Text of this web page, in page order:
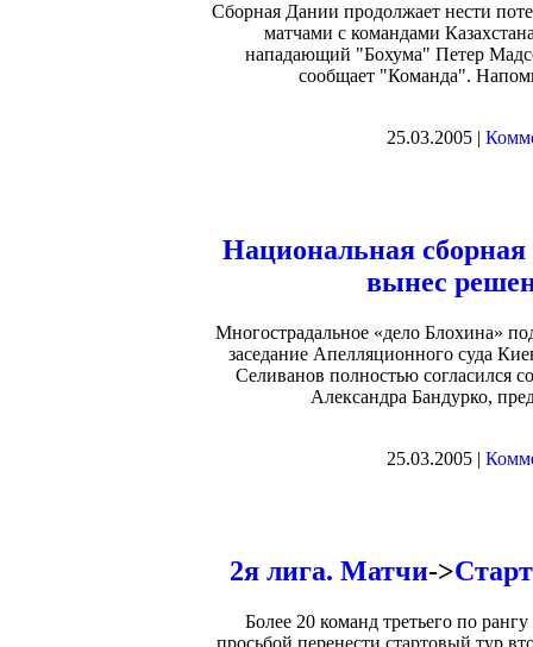
Сборная Дании продолжает нести
матчами с командами
нападающий "Бохума" Петер
сообщает "Команда".
25.03.2005 |
Национальная
вынес
Многострадальное «дело Блохина»
заседание Апелляционного суда
Селиванов полностью согласился
Александра Бандурко,
25.03.2005 |
2я лига. Матчи->
Более 20 команд третьего по
просьбой перенести стартовый тур